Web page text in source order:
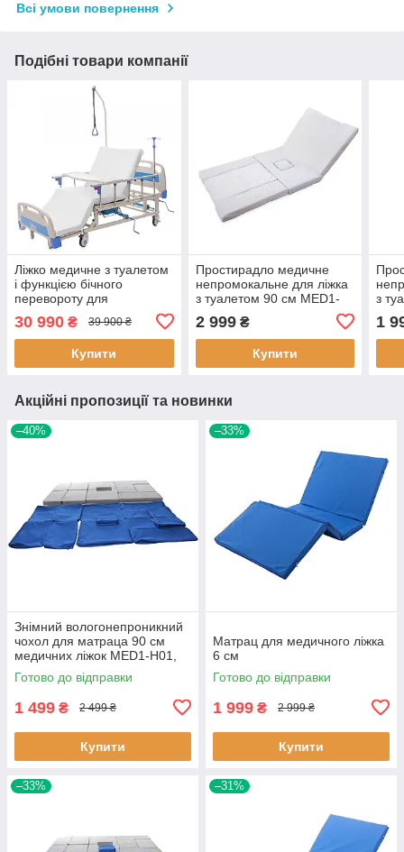
Всі умови повернення
Подібні товари компанії
Ліжко медичне з туалетом
і функцією бічного
перевороту для
(відеообзор)
30 990 ₴ 39 900 ₴
Купити
Простирадло медичне
непромокальне для ліжка
з туалетом 90 см MED1-
2 999₴
Купити
з
1
Акційні пропозиції та новинки
–40%
Знімний вологонепроникний
чохол для матраца 90 см
медичних ліжок MED1-Н01,
MED1-Н03 (8 см)
Готово до відправки
1 499 ₴ 2 499 ₴
Купити
–33%
Матрац для медичного ліжка
6 см
Готово до відправки
1 999 ₴ 2 999 ₴
Купити
–33% –31%